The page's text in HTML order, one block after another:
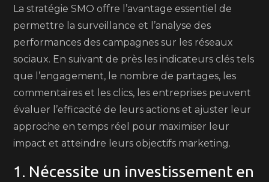
La stratégie SMO offre l’avantage essentiel de
permettre la surveillance et l’analyse des
performances des campagnes sur les réseaux
sociaux. En suivant de près les indicateurs clés tels
que l’engagement, le nombre de partages, les
commentaires et les clics, les entreprises peuvent
évaluer l’efficacité de leurs actions et ajuster leur
approche en temps réel pour maximiser leur
impact et atteindre leurs objectifs marketing.
1. Nécessite un investissement en